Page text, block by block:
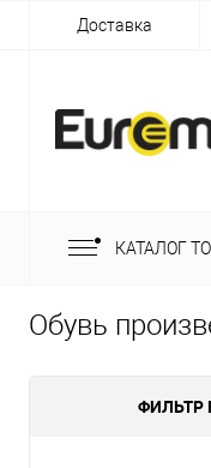
Доставка
КАТАЛОГ
Обувь
ФИЛЬТР